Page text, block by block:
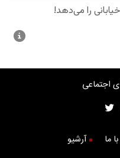
اجتماعی
ما آرشیو